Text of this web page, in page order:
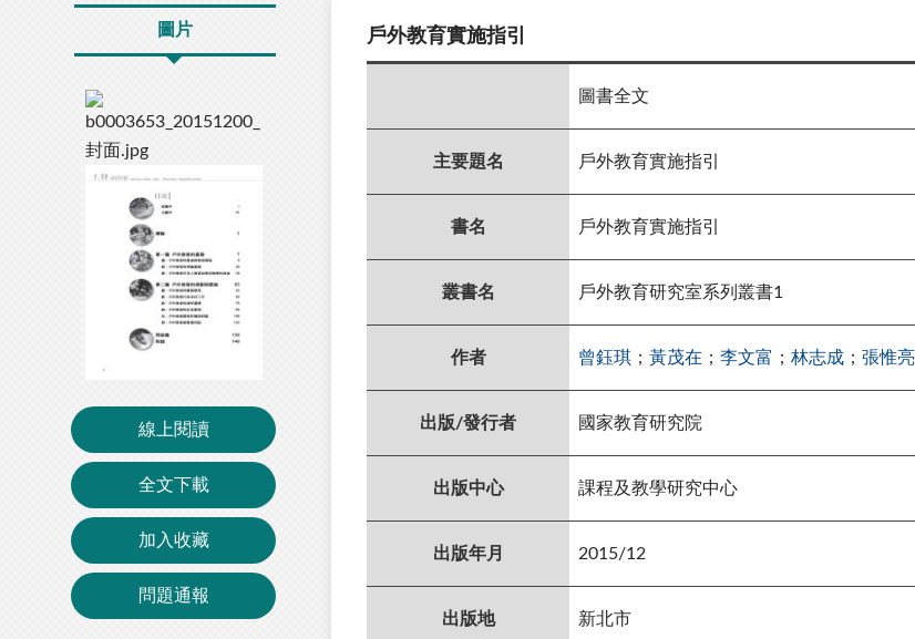
圖片
線上閱讀
全文下載
加入收藏
問題通報
戶外教育實施指引
圖書全文
主要題名 戶外教育實施指引
書名 戶外教育實施指引
叢書名 戶外教育研究室系列叢書1
作者 曾鈺琪 ； 黃茂在 ； 李文富 ； 林志成 ； 張惟亮
出版/發行者 國家教育研究院
出版中心 課程及教學研究中心
出版年月 2015/12
出版地 新北市